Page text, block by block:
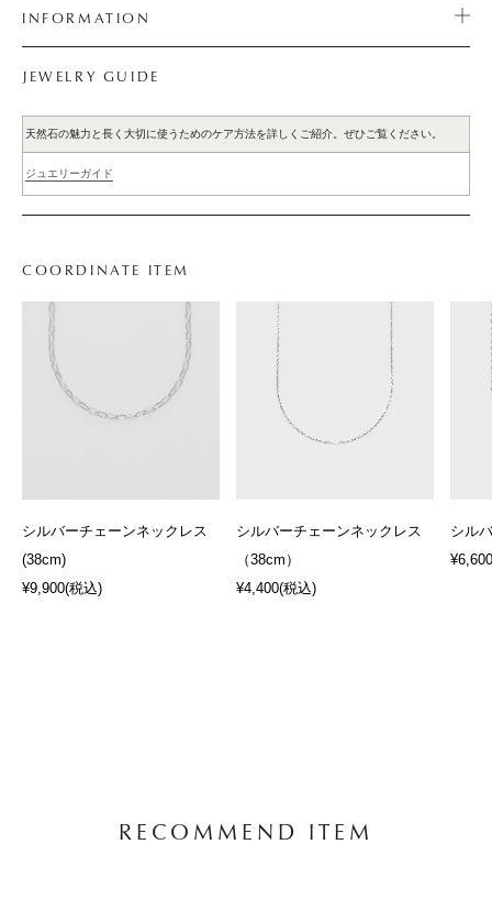
INFORMATION
JEWELRY GUIDE
天然石の魅力と長く大切に使うためのケア方法を詳しくご紹介。ぜひご覧ください。
ジュエリーガイド
COORDINATE ITEM
シルバーチェーンネックレス
(38cm)
¥9,900(税込)
シルバーチェーンネックレス
（38cm）
¥4,400(税込)
シル
¥6,600
RECOMMEND ITEM